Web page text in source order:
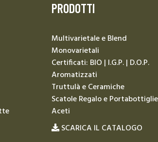
PRODOTTI
Multivarietale e Blend
Monovarietali
Certificati: BIO | I.G.P. | D.O.P.
Aromatizzati
Truttulà e Ceramiche
Scatole Regalo e Portabottiglie
Aceti
SCARICA IL CATALOGO